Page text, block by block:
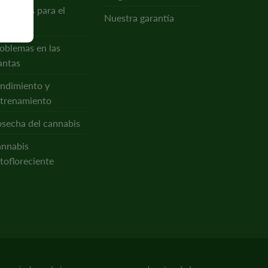
para el
en las
y
del cannabis
Nuestra garantía